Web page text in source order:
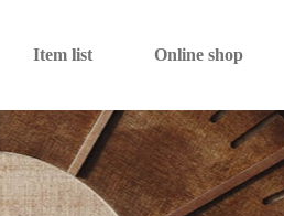
Item list Online shop